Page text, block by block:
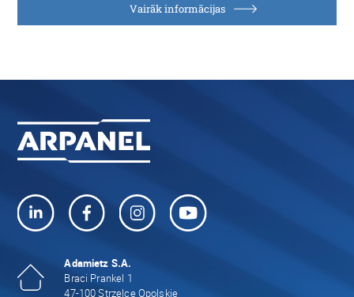
Vairāk informācijas
Adamietz S.A.
Braci Prankel 1
47-100 Strzelce Opolskie